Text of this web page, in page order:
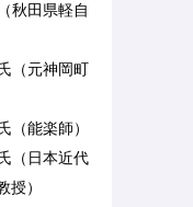
秋田県軽自
（元神岡町
（能楽師）
（日本近代
授）